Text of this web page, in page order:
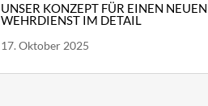
UNSER KONZEPT FÜR EINEN NEUEN
WEHRDIENST IM DETAIL
17. Oktober 2025